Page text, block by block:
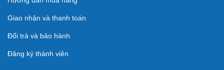
Giao nhận và thanh toán
Đổi trả và bảo hành
Đăng ký thành viên